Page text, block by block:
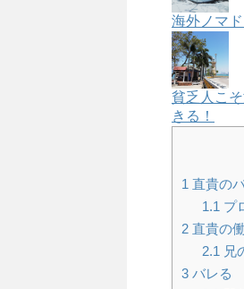
海外ノマ
貧乏人こ
きる！
1 直貴の
1.1 プ
2 直貴の
2.1 兄
3 バレる